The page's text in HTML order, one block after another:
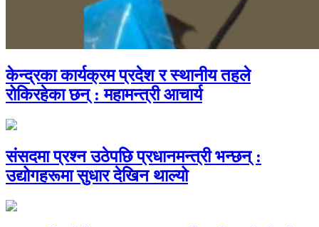
केन्द्रका कार्यक्रम प्रदेश र स्थानीय तहले
रोकिरहेका छन् : महामन्त्री आचार्य
संसदमा प्रश्न उठेपछि प्रधानमन्त्री भन्छन् :
उद्योगहरूमा सुधार देखिन थाल्यो